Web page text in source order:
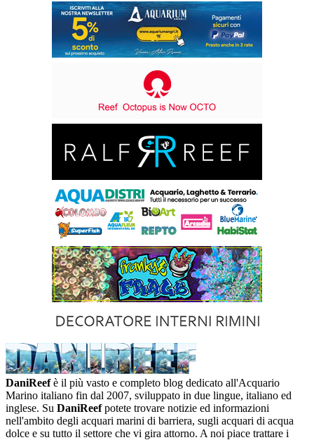
DaniReefè il più vasto e completo blog dedicato all'Acquario
Marino italiano fin dal 2007, sviluppato in due lingue, italiano ed
inglese. Su DaniReefpotete trovare notizie ed informazioni
nell'ambito degli acquari marini di barriera, sugli acquari di acqua
dolce e su tutto il settore che vi gira attorno. A noi piace trattare i